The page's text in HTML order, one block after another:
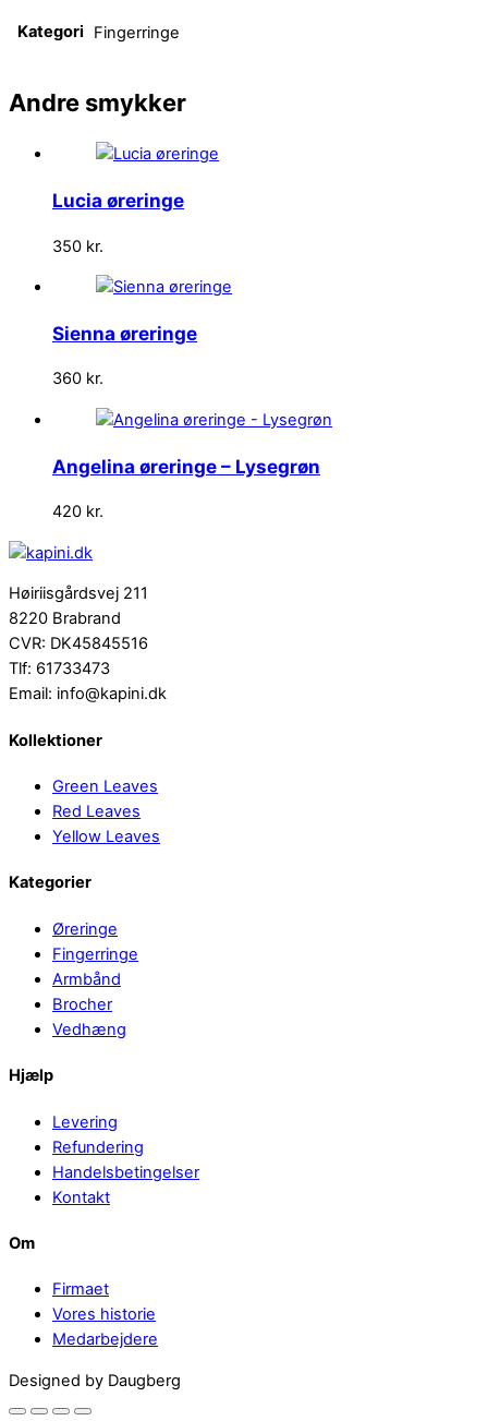
Kategori Fingerringe
Andre smykker
Lucia øreringe
350 kr.
Sienna øreringe
360 kr.
Angelina øreringe – Lysegrøn
420 kr.
Høiriisgårdsvej 211
8220 Brabrand
CVR: DK45845516
Tlf: 61733473
Email: info@kapini.dk
Kollektioner
Green Leaves
Red Leaves
Yellow Leaves
Kategorier
Øreringe
Fingerringe
Armbånd
Brocher
Vedhæng
Hjælp
Levering
Refundering
Handelsbetingelser
Kontakt
Om
Firmaet
Vores historie
Medarbejdere
Back
to
Designed by Daugberg